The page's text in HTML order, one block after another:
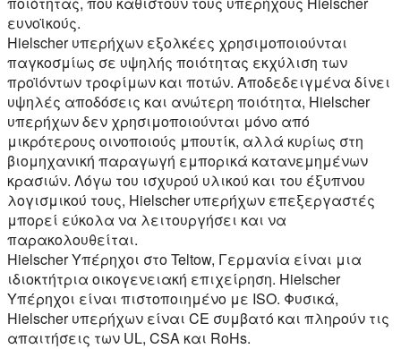
ευνοϊκούς.
Hielscher υπερήχων εξολκέες χρησιμοποιούνται
παγκοσμίως σε υψηλής ποιότητας εκχύλιση των
προϊόντων τροφίμων και ποτών. Αποδεδειγμένα δίνει
υψηλές αποδόσεις και ανώτερη ποιότητα, Hielscher
υπερήχων δεν χρησιμοποιούνται μόνο από
μικρότερους οινοποιούς μπουτίκ, αλλά κυρίως στη
βιομηχανική παραγωγή εμπορικά κατανεμημένων
κρασιών. Λόγω του ισχυρού υλικού και του έξυπνου
λογισμικού τους, Hielscher υπερήχων επεξεργαστές
μπορεί εύκολα να λειτουργήσει και να
παρακολουθείται.
Hielscher Υπέρηχοι στο Teltow, Γερμανία είναι μια
ιδιοκτήτρια οικογενειακή επιχείρηση. Hielscher
Υπέρηχοι είναι πιστοποιημένο με ISO. Φυσικά,
Hielscher υπερήχων είναι CE συμβατό και πληρούν τις
απαιτήσεις των UL, CSA και RoHs.